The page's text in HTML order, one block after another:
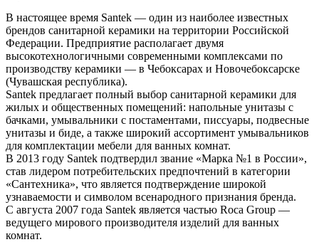
В настоящее время Santek — один из наиболее известных
брендов санитарной керамики на территории Российской
Федерации. Предприятие располагает двумя
высокотехнологичными современными комплексами по
производству керамики — в Чебоксарах и Новочебоксарске
(Чувашская республика).
Santek предлагает полный выбор санитарной керамики для
жилых и общественных помещений: напольные унитазы с
бачками, умывальники с постаментами, писсуары, подвесные
унитазы и биде, а также широкий ассортимент умывальников
для комплектации мебели для ванных комнат.
В 2013 году Santek подтвердил звание «Марка №1 в России»,
став лидером потребительских предпочтений в категории
«Сантехника», что является подтверждение широкой
узнаваемости и символом всенародного признания бренда.
С августа 2007 года Santek является частью Roca Group —
ведущего мирового производителя изделий для ванных
комнат.